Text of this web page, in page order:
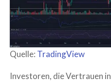
Quelle: TradingView
Investoren, die Vertrauen in